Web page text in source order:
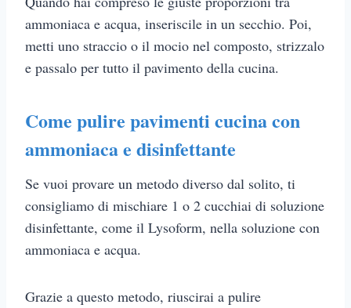
ammoniaca e acqua, inseriscile in un secchio. Poi,
metti uno straccio o il mocio nel composto, strizzalo
e passalo per tutto il pavimento della cucina.
Come pulire pavimenti cucina con
ammoniaca e disinfettante
Se vuoi provare un metodo diverso dal solito, ti
consigliamo di mischiare 1 o 2 cucchiai di soluzione
disinfettante, come il Lysoform, nella soluzione con
ammoniaca e acqua.
Grazie a questo metodo, riuscirai a pulire